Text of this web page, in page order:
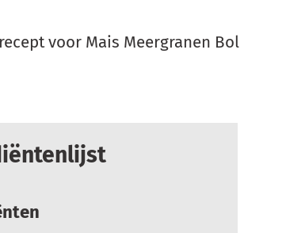
voor Mais Meergranen Bol